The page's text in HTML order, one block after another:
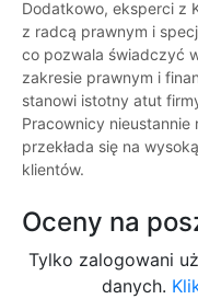
Dodatkowo, eksperci z
z radcą prawnym i
co pozwala świadczyć
zakresie prawnym i
stanowi istotny atut
Pracownicy
przekłada się na
klientów.
Oceny na
Tylko zalogowani
danych.